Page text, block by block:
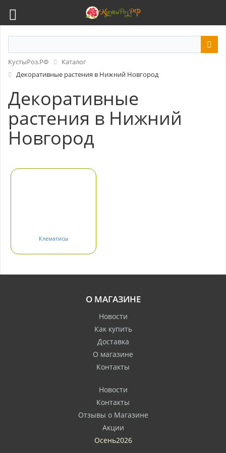
КустыРоз.РФ
Каталог
Декоративные растения в Нижний Новгород
Декоративные
растения в Нижний
Новгород
Клематисы
О МАГАЗИНЕ
Новости
Как купить
Доставка
О магазине
Контакты
Новости
Контакты
Отзывы о Магазине
Акции
Осень2026